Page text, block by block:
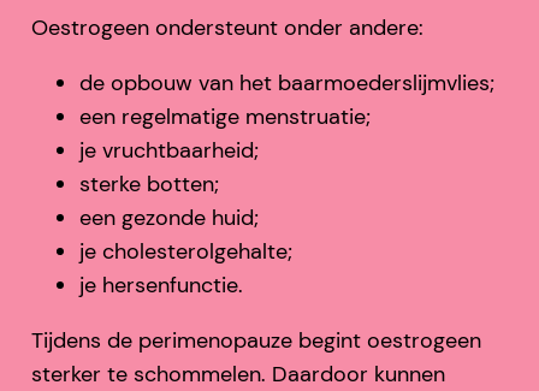
Oestrogeen ondersteunt onder andere:
de opbouw van het baarmoederslijmvlies;
een regelmatige menstruatie;
je vruchtbaarheid;
sterke botten;
een gezonde huid;
je cholesterolgehalte;
je hersenfunctie.
Tijdens de perimenopauze begint oestrogeen
sterker te schommelen. Daardoor kunnen